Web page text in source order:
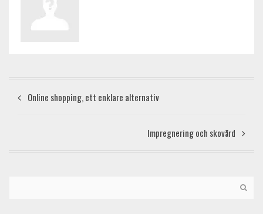
Online shopping, ett enklare alternativ
Impregnering och skovård